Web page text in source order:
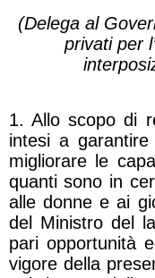
(Delega al
privati per
1. Allo scopo di
intesi a
migliorare le
quanti sono in
alle donne e ai
del Ministro del
pari opportunità
vigore della